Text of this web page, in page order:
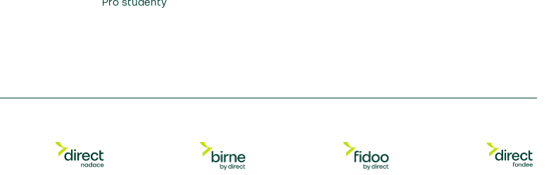
Pro studenty